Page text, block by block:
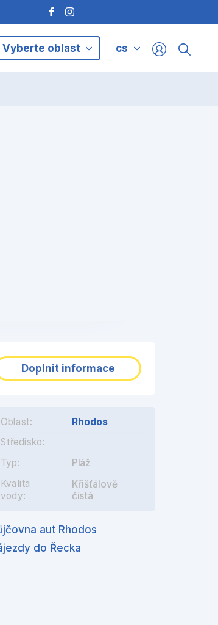
Vyberte oblast cs
Doplnit informace
Oblast: Rhodos
Středisko:
Typ:
Pláž
Kvalita
vody:
Křišťálově
čistá